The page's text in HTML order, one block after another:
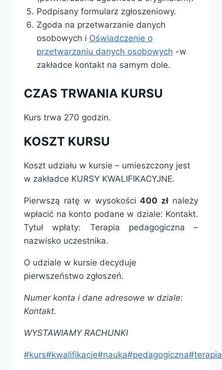
Podpisany formularz zgłoszeniowy.
Zgoda na przetwarzanie danych
osobowych i Oświadczenie o
przetwarzaniu danych osobowych -w
zakładce kontakt na samym dole.
CZAS TRWANIA KURSU
Kurs trwa 270 godzin.
KOSZT KURSU
Koszt udziału w kursie – umieszczony jest
w zakładce KURSY KWALIFIKACYJNE.
Pierwszą ratę w wysokości 400 złnależy
wpłacić na konto podane w dziale: Kontakt.
Tytuł wpłaty: Terapia pedagogiczna –
nazwisko uczestnika.
O udziale w kursie decyduje
pierwszeństwo zgłoszeń.
Numer konta i dane adresowe w dziale:
Kontakt.
WYSTAWIAMY RACHUNKI
Tagi
#kurs#kwalifikacje#nauka#pedagogiczna#terapia